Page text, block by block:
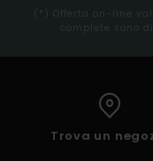
(*) Offerta on-line
complete sono
Trova un